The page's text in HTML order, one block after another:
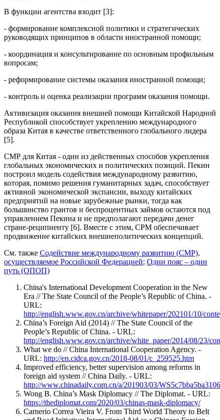
В функции агентства входит [3]:
- формирование комплексной политики и стратегических
руководящих принципов в области иностранной помощи;
- координация и консультирование по основным профильным
вопросам;
- реформирование системы оказания иностранной помощи;
- контроль и оценка реализации программ оказания помощи.
Активизация оказания внешней помощи Китайской Народной
Республикой способствует укреплению международного
образа Китая в качестве ответственного глобального лидера
[5].
СМР для Китая - один из действенных способов укрепления
глобальных экономических и политических позиций. Пекин
построил модель содействия международному развитию,
которая, помимо решения гуманитарных задач, способствует
активной экономической экспансии, выходу китайских
предприятий на новые зарубежные рынки, тогда как
большинство грантов и беспроцентных займов остаются под
управлением Пекина и не предполагают передачи денег
стране-реципиенту [6]. Вместе с этим, СРМ обеспечивает
продвижение китайских внешнеполитических концепций.
См. также Содействие международному развитию (СМР),
осуществляемое Российской Федерацией; Один пояс – один
путь (ОПОП)
China's International Development Cooperation in the New
Era // The State Council of the People’s Republic of China. -
URL:
http://english.www.gov.cn/archive/whitepaper/202101/10/
China’s Foreign Aid (2014) // The State Council of the
People’s Republic of China. - URL:
http://english.www.gov.cn/archive/white_paper/2014/08/23/
What we do // China International Cooperation Agency. -
URL: http://en.cidca.gov.cn/2018-08/01/c_259525.htm
Improved efficiency, better supervision among reforms in
foreign aid system // Сhina Daily. - URL:
http://www.chinadaily.com.cn/a/201903/03/
Wong B. China’s Mask Diplomacy // The Diplomat. - URL:
https://thediplomat.com/2020/03/chinas-mask-diplomacy/
Carnerio Correa Vieira V. From Third World Theory to Belt